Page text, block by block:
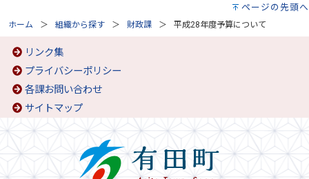
ページの先頭へ
ホーム 組織から探す 財政課 平成28年度予算について
リンク集
プライバシーポリシー
各課お問い合わせ
サイトマップ